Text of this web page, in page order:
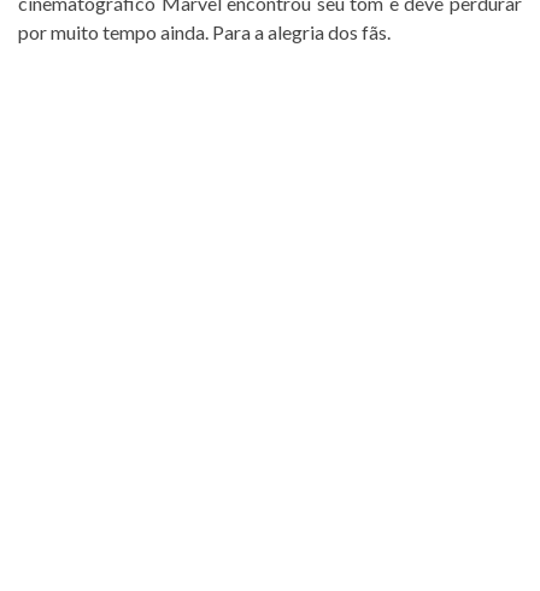
por muito tempo ainda. Para a alegria dos fãs.